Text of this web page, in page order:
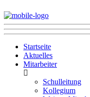
Startseite
Aktuelles
Mitarbeiter
Schulleitung
Kollegium